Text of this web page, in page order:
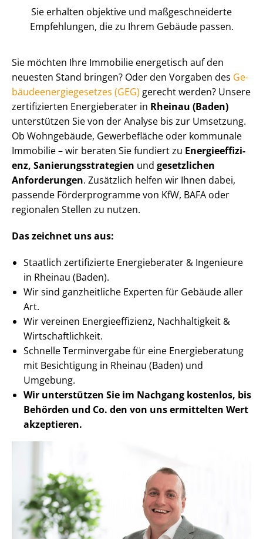
Sie erhalten objektive und maß­ge­schnei­der­te
Empfehlungen, die zu Ihrem Gebäude passen.
Sie möchten Ihre Immobilie energetisch auf den
neuesten Stand bringen? Oder den Vorgaben des Ge­
bäu­de­en­er­gie­ge­set­zes (GEG) gerecht werden? Unsere
zertifizierten Energieberater in Rheinau (Baden)
unterstützen Sie von der Analyse bis zur Umsetzung.
Ob Wohngebäude, Gewerbefläche oder kommunale
Immobilie – wir beraten Sie fundiert zu En­er­gie­ef­fi­zi­
enz, Sa­nie­rungs­stra­te­gien und gesetzlichen
Anforderungen. Zusätzlich helfen wir Ihnen dabei,
passende Förderprogramme von KfW, BAFA oder
regionalen Stellen zu nutzen.
Das zeichnet uns aus:
Staatlich zertifizierte Energieberater & Ingenieure
in Rheinau (Baden).
Wir sind ganzheitliche Experten für Gebäude aller
Art.
Wir vereinen En­er­gie­ef­fi­zi­enz, Nachhaltigkeit &
Wirt­schaft­lich­keit.
Schnelle Terminvergabe für eine Energieberatung
mit Besichtigung in Rheinau (Baden) und
Umgebung.
Wir unterstützen Sie im Nachgang kostenlos, bis
Behörden und Co. den von uns ermittelten Wert
akzeptieren.